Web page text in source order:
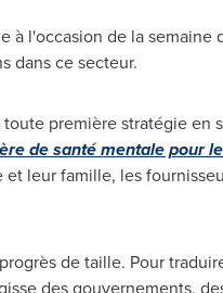
à l'occasion de la semaine
dans ce secteur.
première stratégie en
de santé mentale pour le
leur famille, les
de taille. Pour